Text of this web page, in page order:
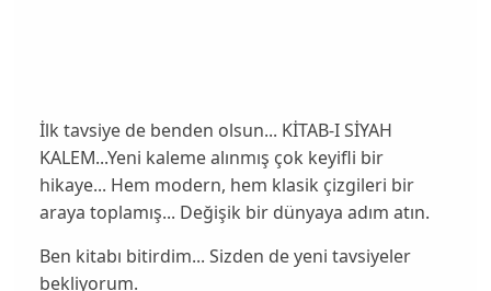
İlk tavsiye de benden olsun... KİTAB-I SİYAH
KALEM...Yeni kaleme alınmış çok keyifli bir
hikaye... Hem modern, hem klasik çizgileri bir
araya toplamış... Değişik bir dünyaya adım atın.
Ben kitabı bitirdim... Sizden de yeni tavsiyeler
bekliyorum.